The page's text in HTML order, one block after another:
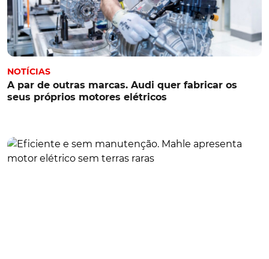
NOTÍCIAS
A par de outras marcas. Audi quer fabricar os
seus próprios motores elétricos